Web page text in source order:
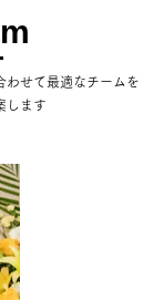
わせて最適なチームを
します